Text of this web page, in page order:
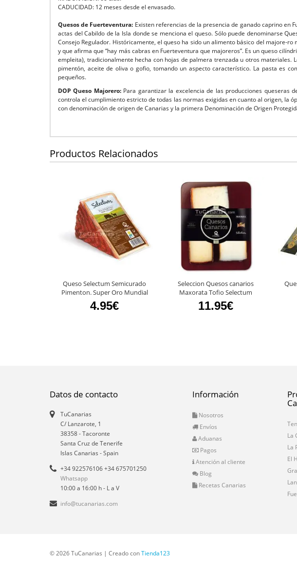
CADUCIDAD: 12 meses desde el envasado.
Quesos de Fuerteventura: Existen referencias de la presencia de ganado caprino en
actas del Cabildo de la Isla donde se menciona el queso. Sólo puede denominarse
Consejo Regulador. Históricamente, el queso ha sido un alimento básico del majore-
y que afirma que “hay más cabras en Fuerteventura que majoreros”. Es un queso
empleita), tradicionalmente hecha con hojas de palmera trenzada u otros
pimentón, aceite de oliva o gofio, tomando un aspecto característico. La pasta es
pequeños.
DOP Queso Majorero:Para garantizar la excelencia de las producciones queseras
controla el cumplimiento estricto de todas las normas exigidas en cuanto al origen, la
con denominación de origen de Canarias y la primera Denominación de Origen
Productos Relacionados
Queso Selectum Semicurado
Pimenton. Super Oro Mundial
4.95€
Seleccion Quesos canarios
Maxorata Tofio Selectum
11.95€
Datos de contacto
TuCanarias
C/ Lanzarote, 1
38358-Tacoronte
Santa Cruz de Tenerife
Islas Canarias - Spain
+34 922576106 +34 675701250
Whatsapp
10:00 a 16:00 h - L a V
info@tucanarias.com
Información
Nosotros
Envíos
Aduanas
Pagos
Atención al cliente
Blog
Recetas Canarias
La
La
El
© 2026 TuCanarias | Creado conTienda123